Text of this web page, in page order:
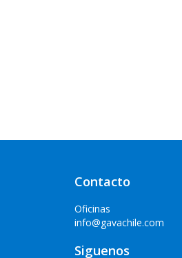
Contacto
Oficinas
info@gavachile.com
Siguenos